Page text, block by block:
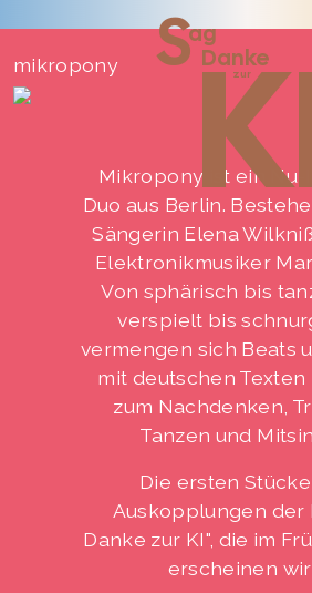
Sag
Danke
zur
mikropony
Mikropony ist ein
Duo aus Berlin.
Sängerin Elena
Elektronikmusiker
Von sphärisch bis
verspielt bis
vermengen sich Beats
mit deutschen Texten
zum Nachdenken,
Tanzen und
Die ersten
Auskopplungen der
Danke zur KI", die im
erscheinen